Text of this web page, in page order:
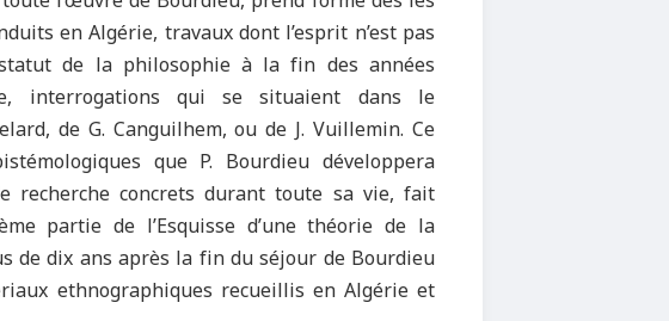
en Algérie, travaux dont l’esprit n’est pas
de la philosophie à la fin des années
interrogations qui se situaient dans le
de G. Canguilhem, ou de J. Vuillemin. Ce
que P. Bourdieu développera
concrets durant toute sa vie, fait
partie de l’Esquisse d’une théorie de la
de dix ans après la fin du séjour de Bourdieu
ethnographiques recueillis en Algérie et